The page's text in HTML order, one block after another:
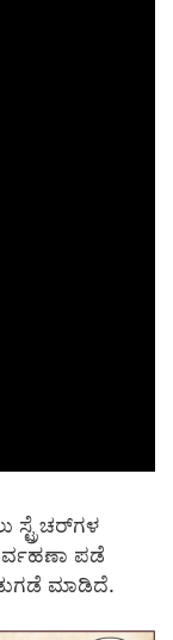
ಸ್ಟ್ರೆಚರ್‌ಗಳ
ಪಡೆ
ಮಾಡಿದೆ.